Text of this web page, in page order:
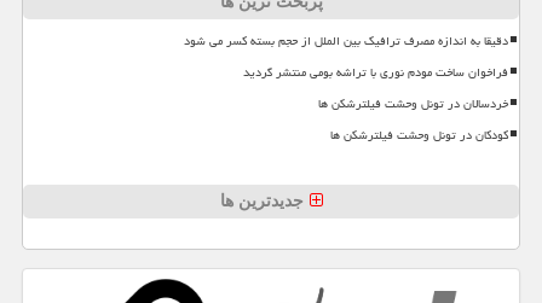
دقیقا به اندازه مصرف ترافیک بین الملل از حجم بسته کسر می شود
فراخوان ساخت مودم نوری با تراشه بومی منتشر گردید
خردسالان در تونل وحشت فیلترشکن ها
کودکان در تونل وحشت فیلترشکن ها
جدیدترین ها